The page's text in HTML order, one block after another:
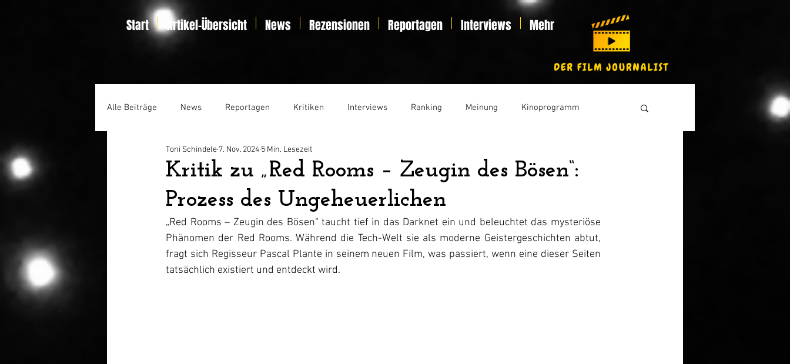
Start Artikel-Übersicht News Rezensionen Reportagen Interviews Mehr
Alle Beiträge News Reportagen Kritiken Interviews Ranking Meinung Kinoprogramm
Home Entertainment Essay
Kritik zu „Red Rooms – Zeugin des Bösen“:
Prozess des Ungeheuerlichen
Toni Schindele 7. Nov. 2024 5 Min. Lesezeit
„Red Rooms – Zeugin des Bösen“ taucht tief in das Darknet ein und beleuchtet das mysteriöse
Phänomen der Red Rooms. Während die Tech-Welt sie als moderne Geistergeschichten abtut,
fragt sich Regisseur Pascal Plante in seinem neuen Film, was passiert, wenn eine dieser Seiten
tatsächlich existiert und entdeckt wird.